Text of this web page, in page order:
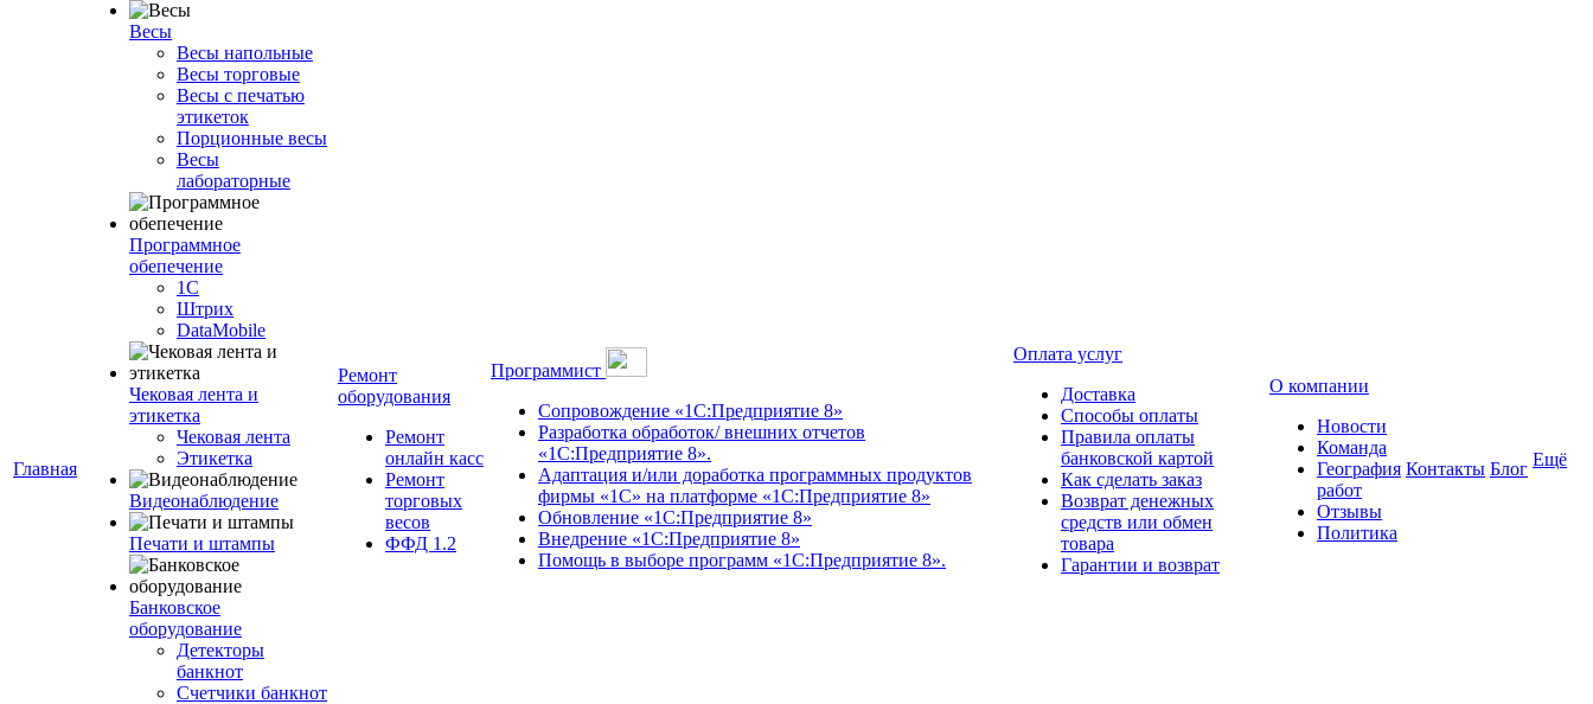
Главная
Весы
Весы напольные
Весы торговые
Весы с печатью
этикеток
Порционные весы
Весы
лабораторные
Программное
обепечение
1С
Штрих
DataMobile
Чековая лента и
этикетка
Чековая лента
Этикетка
Видеонаблюдение
Печати и штампы
Банковское
оборудование
Детекторы
банкнот
Счетчики банкнот
Ремонт
оборудования
Ремонт
онлайн касс
Ремонт
торговых
весов
ФФД 1.2
Программист
Сопровождение «1С:Предприятие 8»
Разработка обработок/ внешних отчетов
«1С:Предприятие 8».
Адаптация и/или доработка программных продуктов
фирмы «1С» на платформе «1С:Предприятие 8»
Обновление «1С:Предприятие 8»
Внедрение «1С:Предприятие 8»
Помощь в выборе программ «1С:Предприятие 8».
Оплата услуг
Доставка
Способы оплаты
Правила оплаты
банковской картой
Как сделать заказ
Возврат денежных
средств или обмен
товара
Гарантии и возврат
О компании
Новости
Команда
География
работ
Отзывы
Политика
Контакты Блог Ещё